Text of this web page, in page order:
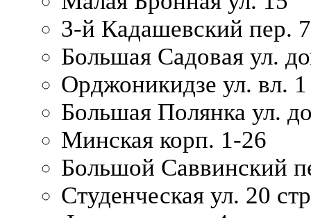
3-й Кадашевский пер.
Большая Садовая ул.
Орджоникидзе ул. вл. 1
Большая Полянка ул.
Минская корп. 1-26
Большой Саввинский
Студенческая ул. 20